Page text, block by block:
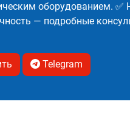
оборудованием.
— подробные
Telegram